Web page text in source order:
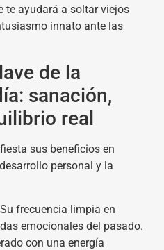
te ayudará a soltar viejos
innato ante las
de la
sanación,
real
sus beneficios en
personal y la
Su frecuencia limpia en
emocionales del pasado.
con una energía